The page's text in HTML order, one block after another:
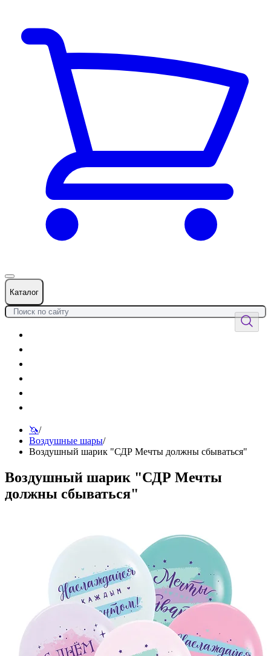
Каталог
🦄/
Воздушные шары/
Воздушный шарик "СДР Мечты должны сбываться"
Воздушный шарик "СДР Мечты
должны сбываться"